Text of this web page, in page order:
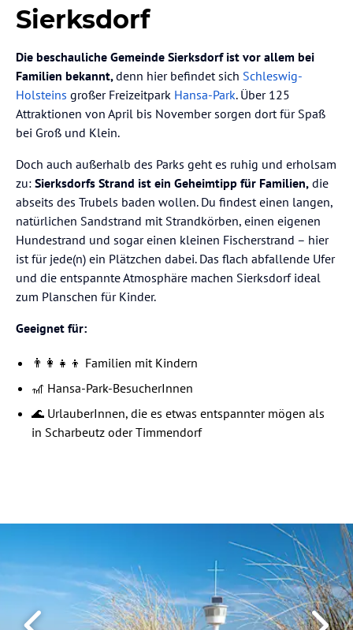
Sierksdorf
Die beschauliche Gemeinde Sierksdorf ist vor allem bei
Familien bekannt,denn hier befindet sich Schleswig-
Holsteins großer Freizeitpark Hansa-Park. Über 125
Attraktionen von April bis November sorgen dort für Spaß
bei Groß und Klein.
Doch auch außerhalb des Parks geht es ruhig und erholsam
zu: Sierksdorfs Strand ist ein Geheimtipp für Familien, die
abseits des Trubels baden wollen. Du findest einen langen,
natürlichen Sandstrand mit Strandkörben, einen eigenen
Hundestrand und sogar einen kleinen Fischerstrand – hier
ist für jede(n) ein Plätzchen dabei. Das flach abfallende Ufer
und die entspannte Atmosphäre machen Sierksdorf ideal
zum Planschen für Kinder.
Geeignet für:
👨‍👩‍👧‍👦 Familien mit Kindern
🎢 Hansa-Park-BesucherInnen
🌊 UrlauberInnen, die es etwas entspannter mögen als
in Scharbeutz oder Timmendorf